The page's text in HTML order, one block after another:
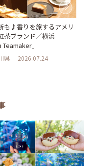
も♪香りを旅するアメリ
茶ブランド／横浜
Teamaker」
県 2026.07.24